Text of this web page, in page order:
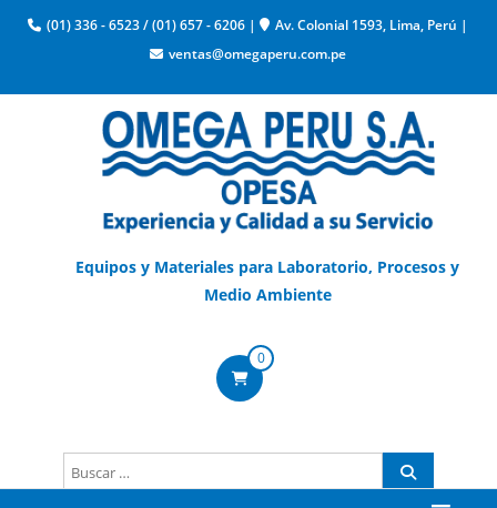
(01) 336 - 6523/(01) 657 - 6206 | Av. Colonial 1593, Lima, Perú |
ventas@omegaperu.com.pe
Equipos y Materiales para Laboratorio, Procesos y
Medio Ambiente
0